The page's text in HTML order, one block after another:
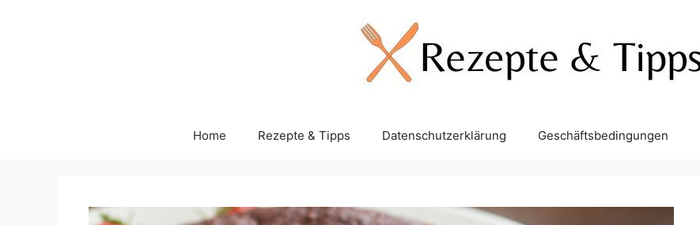
Home Rezepte & Tipps Datenschutzerklärung Geschäftsbedingungen